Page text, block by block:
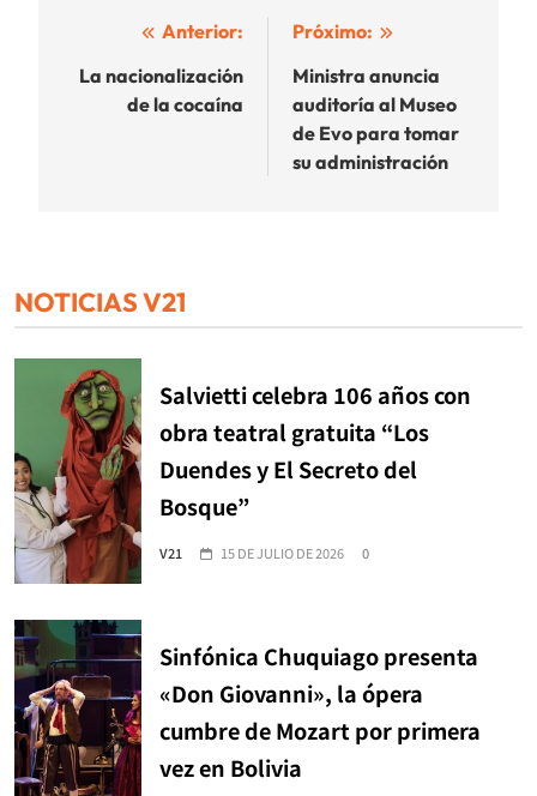
Navegación
de
entradas
Anterior:
La nacionalización
de la cocaína
Próximo:
Ministra anuncia
auditoría al Museo
de Evo para tomar
su administración
NOTICIAS V21
Salvietti celebra 106 años con
obra teatral gratuita “Los
Duendes y El Secreto del
Bosque”
V21 15 DE JULIO DE 2026 0
Sinfónica Chuquiago presenta
«Don Giovanni», la ópera
cumbre de Mozart por primera
vez en Bolivia